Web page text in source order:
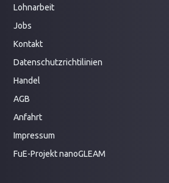
Lohnarbeit
Jobs
Kontakt
Datenschutzrichtilinien
Handel
AGB
Anfahrt
Impressum
FuE-ProjektnanoGLEAM